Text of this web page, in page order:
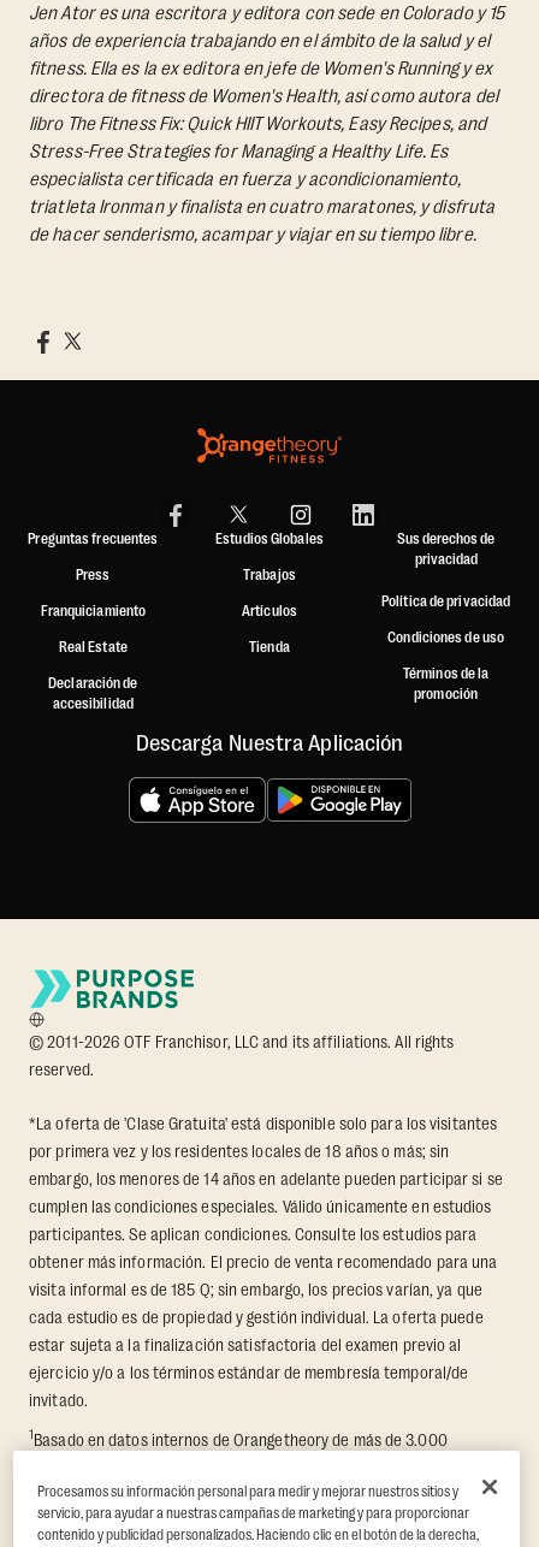
Jen Ator es una escritora y editora con sede en Colorado y 15
años de experiencia trabajando en el ámbito de la salud y el
fitness. Ella es la ex editora en jefe de Women's Running y ex
directora de fitness de Women's Health, así como autora del
libro The Fitness Fix: Quick HIIT Workouts, Easy Recipes, and
Stress-Free Strategies for Managing a Healthy Life. Es
especialista certificada en fuerza y acondicionamiento,
triatleta Ironman y finalista en cuatro maratones, y disfruta
de hacer senderismo, acampar y viajar en su tiempo libre.
Preguntas frecuentes
Press
Franquiciamiento
Real Estate
Declaración de
accesibilidad
Estudios Globales
Trabajos
Artículos
Tienda
Sus derechos de
privacidad
Política de privacidad
Condiciones de uso
Términos de la
promoción
Descarga Nuestra Aplicación
© 2011-2026 OTF Franchisor, LLC and its affiliations. All rights
reserved.
*La oferta de 'Clase Gratuita' está disponible solo para los visitantes
por primera vez y los residentes locales de 18 años o más; sin
embargo, los menores de 14 años en adelante pueden participar si se
cumplen las condiciones especiales. Válido únicamente en estudios
participantes. Se aplican condiciones. Consulte los estudios para
obtener más información. El precio de venta recomendado para una
visita informal es de 185 Q; sin embargo, los precios varían, ya que
cada estudio es de propiedad y gestión individual. La oferta puede
estar sujeta a la finalización satisfactoria del examen previo al
ejercicio y/o a los términos estándar de membresía temporal/de
invitado.
1 Basado en datos internos de Orangetheory de más de 3.000
semanas, midiendo la pérdida promedio de grasa y el incremento de
masa muscular libre de grasa. Respaldado por hallazgos de terceros
Procesamos su información personal para medir y mejorar nuestros sitios y
servicio, para ayudar a nuestras campañas de marketing y para proporcionar
contenido y publicidad personalizados. Haciendo clic en el botón de la derecha,